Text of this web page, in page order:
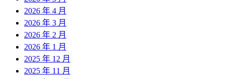
2026 年 4 月
2026 年 3 月
2026 年 2 月
2026 年 1 月
2025 年 12 月
2025 年 11 月